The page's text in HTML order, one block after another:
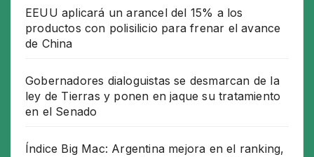
EEUU aplicará un arancel del 15% a los
productos con polisilicio para frenar el avance
de China
Gobernadores dialoguistas se desmarcan de la
ley de Tierras y ponen en jaque su tratamiento
en el Senado
Índice Big Mac: Argentina mejora en el ranking,